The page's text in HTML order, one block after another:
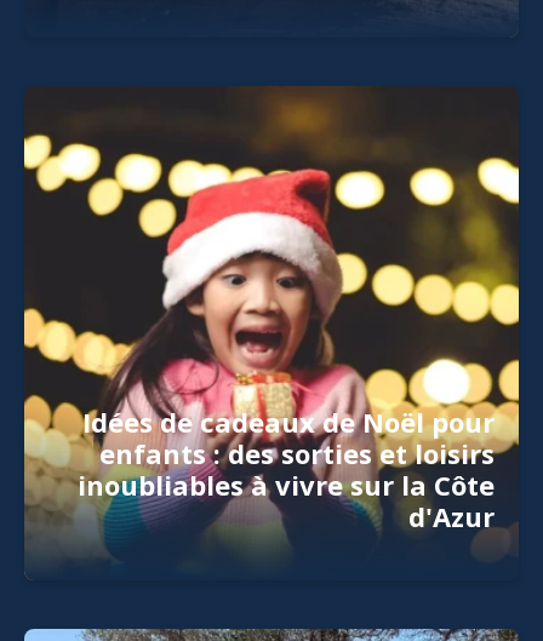
Idées de cadeaux de Noël pour
enfants : des sorties et loisirs
inoubliables à vivre sur la Côte
d'Azur